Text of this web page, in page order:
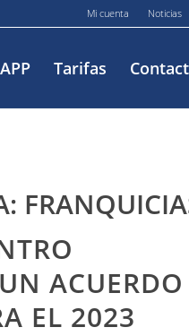
Mi cuenta Noticias
APP Tarifas
ACUERDO
EL 2023